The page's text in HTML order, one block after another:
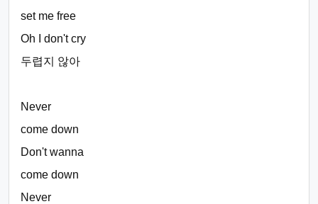
set me free
Oh I don't cry
두렵지 않아
Never
come down
Don't wanna
come down
Never